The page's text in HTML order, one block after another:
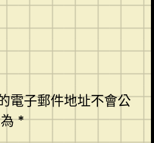
電子郵件地址不會公
為*